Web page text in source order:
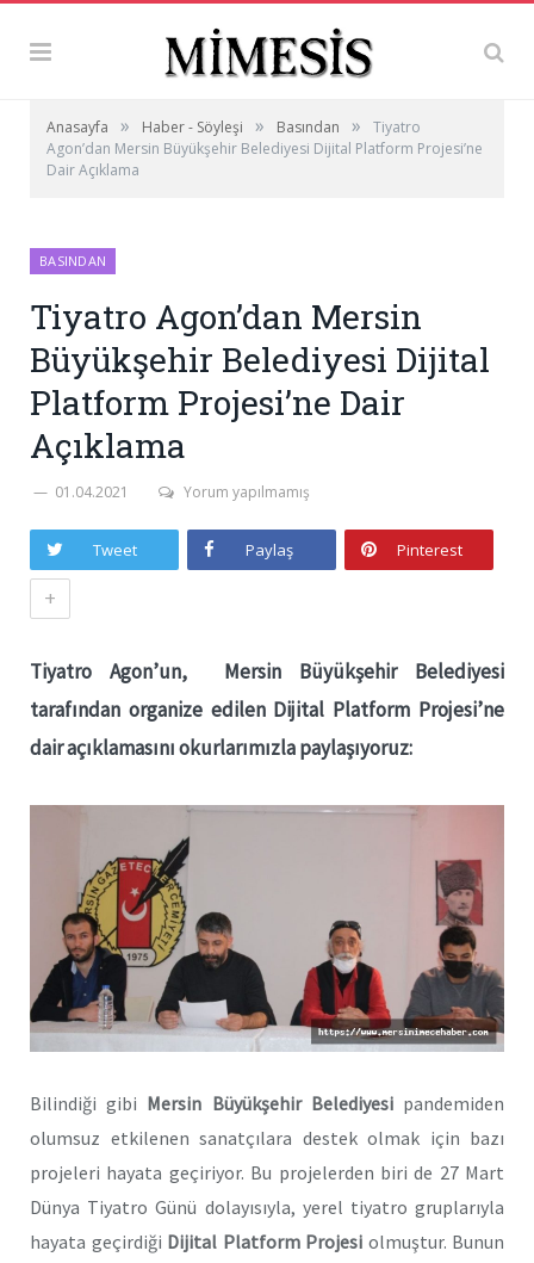
Anasayfa » Haber - Söyleşi » Basından »
Tiyatro
Agon’dan Mersin Büyükşehir Belediyesi Dijital Platform Projesi’ne
Dair Açıklama
BASINDAN
Tiyatro Agon’dan Mersin
Büyükşehir Belediyesi Dijital
Platform Projesi’ne Dair
Açıklama
01.04.2021 Yorum yapılmamış
Tweet Paylaş Pinterest
+
Tiyatro Agon’un, Mersin Büyükşehir Belediyesi
tarafından organize edilen Dijital Platform Projesi’ne
dair açıklamasını okurlarımızla paylaşıyoruz:
Bilindiği gibi Mersin Büyükşehir Belediyesipandemiden
olumsuz etkilenen sanatçılara destek olmak için bazı
projeleri hayata geçiriyor. Bu projelerden biri de 27 Mart
Dünya Tiyatro Günü dolayısıyla, yerel tiyatro gruplarıyla
hayata geçirdiği Dijital Platform Projesi olmuştur. Bunun